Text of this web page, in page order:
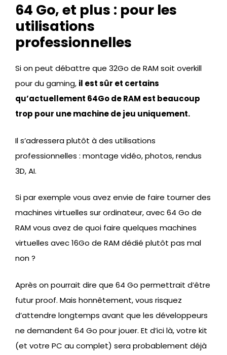
64 Go, et plus : pour les
utilisations
professionnelles
Si on peut débattre que 32Go de RAM soit overkill
pour du gaming, il est sûr et certains
qu’actuellement 64Go de RAM est beaucoup
trop pour une machine de jeu uniquement.
Il s’adressera plutôt à des utilisations
professionnelles : montage vidéo, photos, rendus
3D, AI.
Si par exemple vous avez envie de faire tourner des
machines virtuelles sur ordinateur, avec 64 Go de
RAM vous avez de quoi faire quelques machines
virtuelles avec 16Go de RAM dédié plutôt pas mal
non ?
Après on pourrait dire que 64 Go permettrait d’être
futur proof. Mais honnêtement, vous risquez
d’attendre longtemps avant que les développeurs
ne demandent 64 Go pour jouer. Et d’ici là, votre kit
(et votre PC au complet) sera probablement déjà